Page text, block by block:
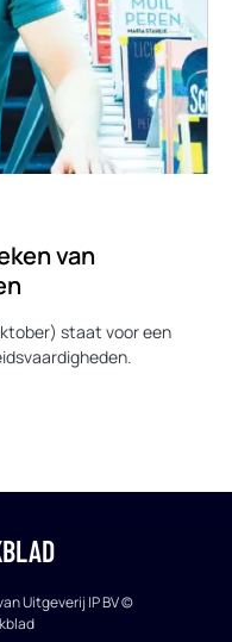
van
staat voor een
Uitgeverij IP BV ©